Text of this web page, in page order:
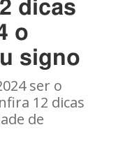
dicas
o
signo
ser o
12 dicas
de